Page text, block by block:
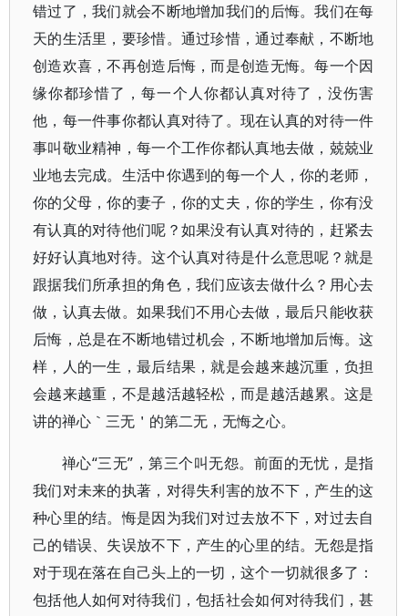
错过了，我们就会不断地增加我们的后悔。我们在每
天的生活里，要珍惜。通过珍惜，通过奉献，不断地
创造欢喜，不再创造后悔，而是创造无悔。每一个因
缘你都珍惜了，每一个人你都认真对待了，没伤害
他，每一件事你都认真对待了。现在认真的对待一件
事叫敬业精神，每一个工作你都认真地去做，兢兢业
业地去完成。生活中你遇到的每一个人，你的老师，
你的父母，你的妻子，你的丈夫，你的学生，你有没
有认真的对待他们呢？如果没有认真对待的，赶紧去
好好认真地对待。这个认真对待是什么意思呢？就是
跟据我们所承担的角色，我们应该去做什么？用心去
做，认真去做。如果我们不用心去做，最后只能收获
后悔，总是在不断地错过机会，不断地增加后悔。这
样，人的一生，最后结果，就是会越来越沉重，负担
会越来越重，不是越活越轻松，而是越活越累。这是
讲的禅心｀三无＇的第二无，无悔之心。
禅心“三无”，第三个叫无怨。前面的无忧，是指
我们对未来的执著，对得失利害的放不下，产生的这
种心里的结。悔是因为我们对过去放不下，对过去自
己的错误、失误放不下，产生的心里的结。无怨是指
对于现在落在自己头上的一切，这个一切就很多了：
包括他人如何对待我们，包括社会如何对待我们，甚